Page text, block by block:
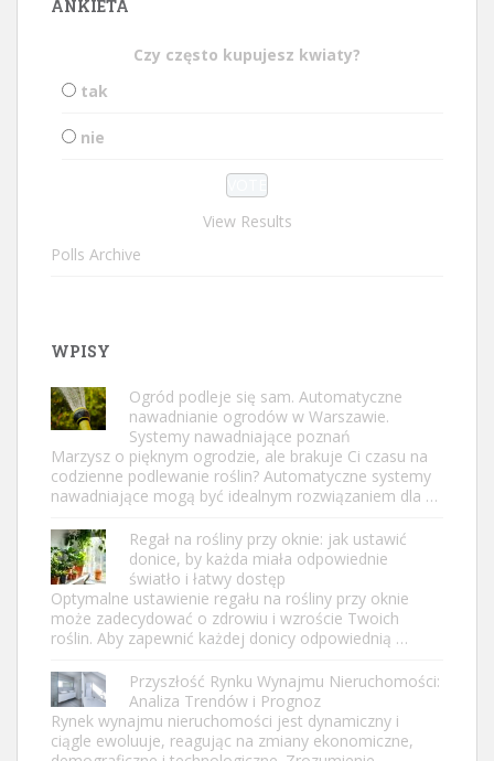
ANKIETA
Czy często kupujesz kwiaty?
tak
nie
View Results
Polls Archive
WPISY
Ogród podleje się sam. Automatyczne
nawadnianie ogrodów w Warszawie.
Systemy nawadniające poznań
Marzysz o pięknym ogrodzie, ale brakuje Ci czasu na
codzienne podlewanie roślin? Automatyczne systemy
nawadniające mogą być idealnym rozwiązaniem dla …
Regał na rośliny przy oknie: jak ustawić
donice, by każda miała odpowiednie
światło i łatwy dostęp
Optymalne ustawienie regału na rośliny przy oknie
może zadecydować o zdrowiu i wzroście Twoich
roślin. Aby zapewnić każdej donicy odpowiednią …
Przyszłość Rynku Wynajmu Nieruchomości:
Analiza Trendów i Prognoz
Rynek wynajmu nieruchomości jest dynamiczny i
ciągle ewoluuje, reagując na zmiany ekonomiczne,